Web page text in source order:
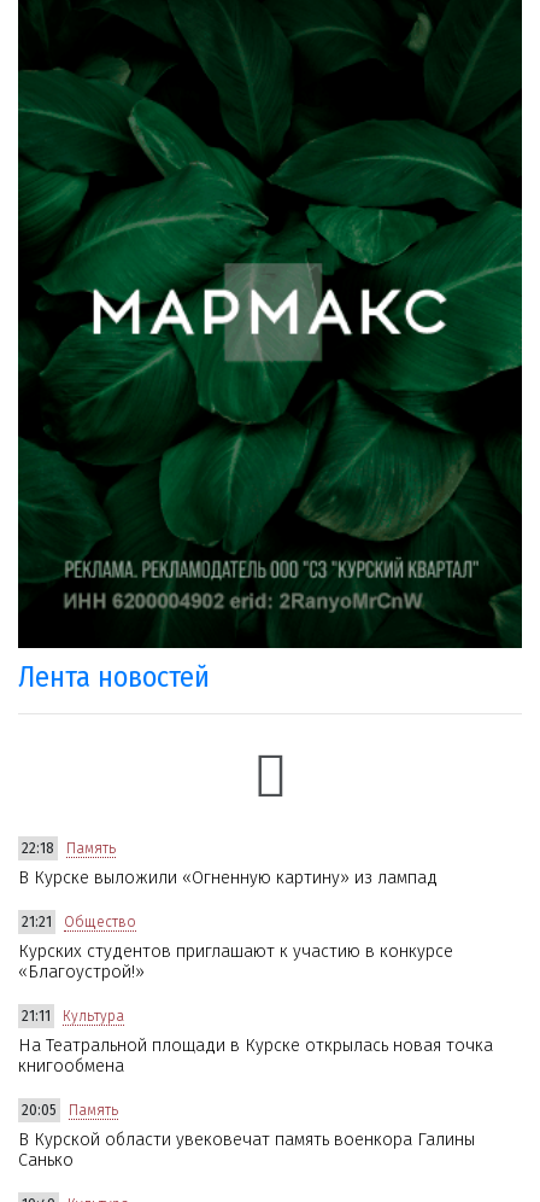
Лента новостей
22:18 Память
В Курске выложили «Огненную картину» из лампад
21:21 Общество
Курских студентов приглашают к участию в конкурсе
«Благоустрой!»
21:11 Культура
На Театральной площади в Курске открылась новая точка
книгообмена
20:05 Память
В Курской области увековечат память военкора Галины
Санько